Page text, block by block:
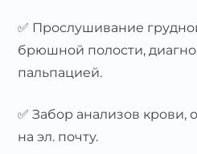
✅ Прослушивание
брюшной полости,
пальпацией.
✅ Забор анализов крови,
на эл. почту.